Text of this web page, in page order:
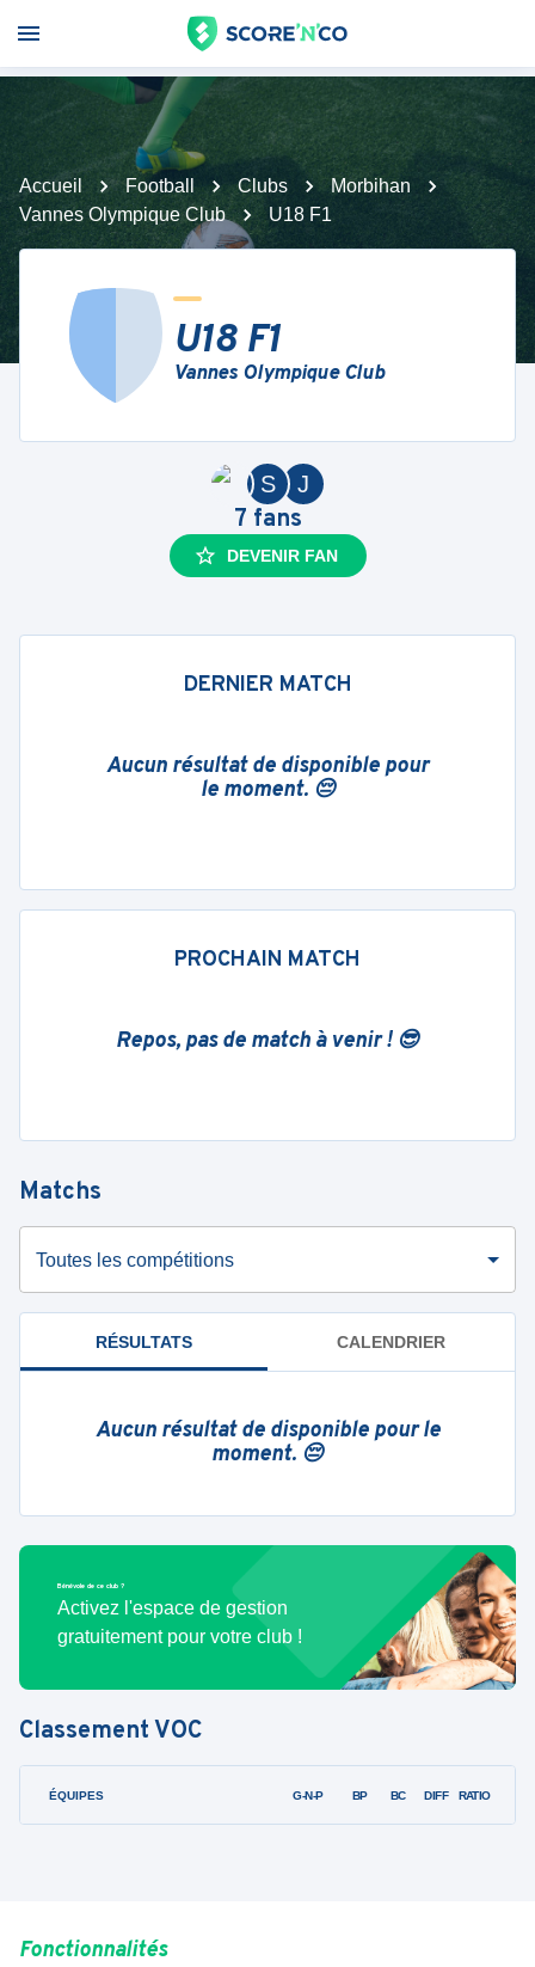
Accueil Football Clubs
Morbihan
Vannes Olympique Club
U18 F1
U18 F1
Vannes Olympique Club
J
S
7 fans
DEVENIR FAN
DERNIER MATCH
Aucun résultat de disponible pour
le moment. 😔
PROCHAIN MATCH
Repos, pas de match à venir ! 😎
Matchs
Toutes les compétitions
RÉSULTATS CALENDRIER
Aucun résultat de disponible pour le
moment. 😔
Bénévole de ce club ?
Activez l'espace de gestion
gratuitement pour votre club !
Classement VOC
ÉQUIPES G-N-P BP BC DIFF RATIO
Fonctionnalités